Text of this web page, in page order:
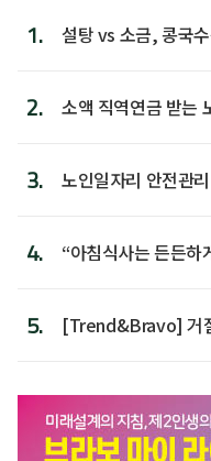
1. 설탕 vs 소금, 콩국
2.
소액 직역연금 받는
3.
노인일자리 안전관
4.
“아침식사는 든든하
5.
[Trend&Bravo] 거